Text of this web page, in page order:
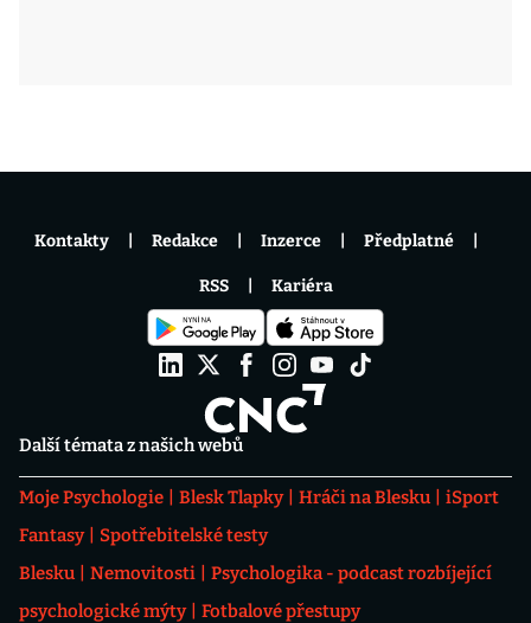
Další témata z našich webů
Moje Psychologie Blesk Tlapky Hráči na Blesku
iSport
Fantasy
Spotřebitelské testy
Blesku
Nemovitosti
Psychologika - podcast rozbíjející
psychologické mýty
Fotbalové přestupy
Kontakty Redakce Inzerce Předplatné
RSS Kariéra